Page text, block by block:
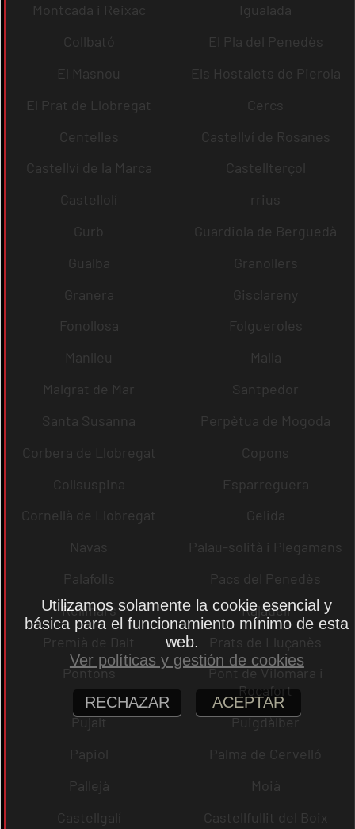
Montcada i Reixac
Igualada
Collbató
El Pla del Penedès
El Masnou
Els Hostalets de Pierola
El Prat de Llobregat
Cercs
Centelles
Castellví de Rosanes
Castellví de la Marca
Castellterçol
Castellolí
rrius
Gurb
Guardiola de Berguedà
Gualba
Granollers
Granera
Gisclareny
Fonollosa
Folgueroles
Manlleu
Malla
Malgrat de Mar
Santpedor
Santa Susanna
Perpètua de Mogoda
Corbera de Llobregat
Copons
Collsuspina
Esparreguera
Cornellà de Llobregat
Gelida
Navas
Palau-solità i Plegamans
Palafolls
Pacs del Penedès
Rellinars
Rajadell
Premià de Dalt
Prats de Lluçanès
Pontons
Pont de Vilomara i
Rocafort
Pujalt
Puigdàlber
Papiol
Palma de Cervelló
Pallejà
Moià
Castellgalí
Castellfullit del Boix
Utilizamos solamente la cookie esencial y
básica para el funcionamiento mínimo de esta
web.
Ver políticas y gestión de cookies
RECHAZAR ACEPTAR